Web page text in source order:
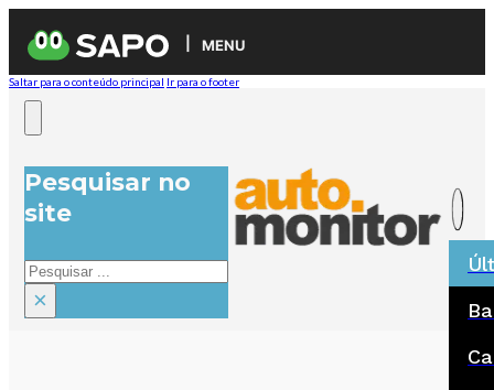
MENU
Saltar para o conteúdo principal Ir para o footer
Pesquisar no
site
Pesquisar
×